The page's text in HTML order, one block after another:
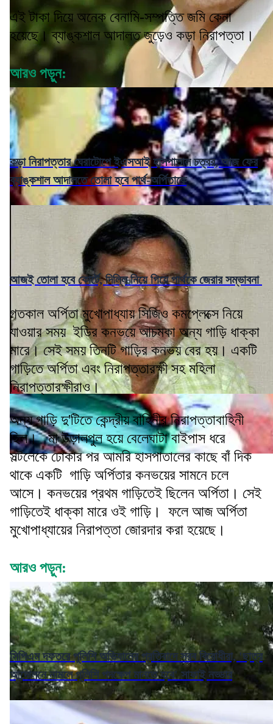
এই টাকা দিয়ে অনেক বেনামি-সম্পত্তি জমি কেনা
হয়েছে। ব্যাঙ্কশাল আদালত জুড়েও কড়া নিরাপত্তা।
আরও পড়ুন:
কড়া নিরাপত্তার ঘেরাটোপে ইএসআই হাসপাতাল চত্বর, আজ ফের
ব্যাঙ্কশাল আদালতে তোলা হবে পার্থ-অর্পিতাকে
আজই তোলা হবে কোর্টে, দিল্লি নিয়ে গিয়ে পার্থকে জেরার সম্ভাবনা
গতকাল অর্পিতা মুখোপাধ্যায় সিজিও কমপ্লেক্সে নিয়ে
যাওয়ার সময় ইডির কনভয়ে আচমকা অন্য গাড়ি ধাক্কা
মারে। সেই সময় তিনটি গাড়ির কনভয় বের হয়। একটি
গাড়িতে অর্পিতা এবং নিরাপত্তারক্ষী সহ মহিলা
নিরাপত্তারক্ষীরাও।
অন্য গাড়ি দু'টিতে কেন্দ্রীয় বাহিনীর নিরাপত্তাবাহিনী
ছিল। মা উড়ালপুল হয়ে বেলেঘাটা বাইপাস ধরে
সল্টলেকে ঢোকার পর আমরি হাসপাতালের কাছে বাঁ দিক
থাকে একটি গাড়ি অর্পিতার কনভয়ের সামনে চলে
আসে। কনভয়ের প্রথম গাড়িতেই ছিলেন অর্পিতা। সেই
গাড়িতেই ধাক্কা মারে ওই গাড়ি। ফলে আজ অর্পিতা
মুখোপাধ্যায়ের নিরাপত্তা জোরদার করা হয়েছে।
আরও পড়ুন:
সিপিএম দফতরে পুলিশি অভিযানের প্রতিবাদে সরব বিরোধীরা, 'ছাত্র
আন্দোলনে নামলে পুলিশি পদক্ষেপ মানতে হবে' সাফাই নড্ডার